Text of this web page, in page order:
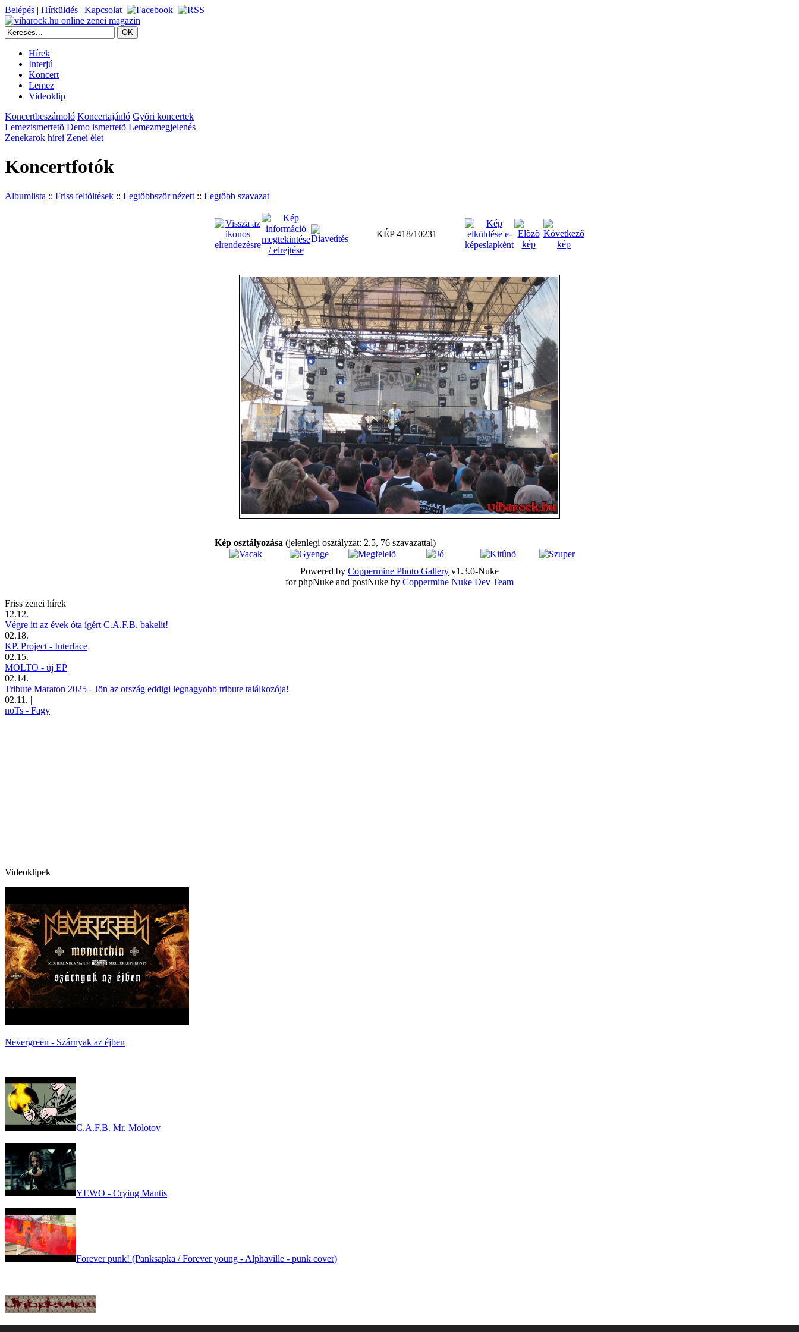
Belépés | Hírküldés | Kapcsolat
Hírek
Interjú
Koncert
Lemez
Videoklip
Koncertbeszámoló Koncertajánló Gyõri koncertek
Lemezismertetõ Demo ismertetõ Lemezmegjelenés
Zenekarok hírei Zenei élet
Koncertfotók
Albumlista :: Friss feltöltések :: Legtöbbször nézett :: Legtöbb szavazat
KÉP 418/10231
Kép osztályozása (jelenlegi osztályzat: 2.5, 76 szavazattal)
Powered by Coppermine Photo Gallery v1.3.0-Nuke
for phpNuke and postNuke by Coppermine Nuke Dev Team
Friss zenei hírek
12.12. |
Végre itt az évek óta ígért C.A.F.B. bakelit!
02.18. |
KP. Project - Interface
02.15. |
MOLTO - új EP
02.14. |
Tribute Maraton 2025 - Jön az ország eddigi legnagyobb tribute találkozója!
02.11. |
noTs - Fagy
Videoklipek
Nevergreen - Szárnyak az éjben
C.A.F.B. Mr. Molotov
YEWO - Crying Mantis
Forever punk! (Panksapka / Forever young - Alphaville - punk cover)